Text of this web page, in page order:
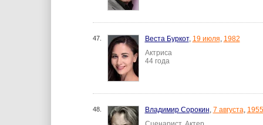
47. Веста Буркот, 19 июля, 1982
Актриса
44 года
48. Владимир Сорокин, 7 августа, 1955